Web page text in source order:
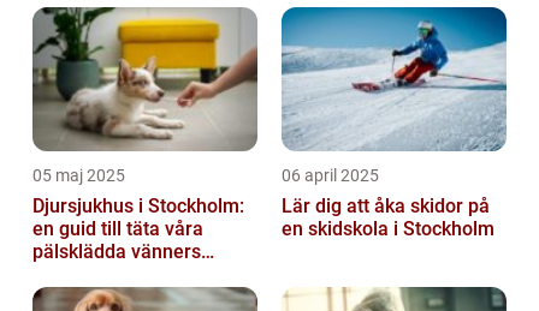
05 maj 2025
Djursjukhus i Stockholm:
en guid till täta våra
pälsklädda vänners
06 april 2025
Lär dig att åka skidor på
en skidskola i Stockholm